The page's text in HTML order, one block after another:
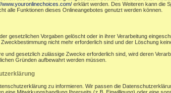
www.youronlinechoices.com/ erklärt werden. Des Weiteren kann die
alle Funktionen dieses Onlineangebotes genutzt werden können.
gesetzlichen Vorgaben gelöscht oder in ihrer Verarbeitung
nicht mehr erforderlich sind und der Löschung
und gesetzlich zulässige Zwecke erforderlich sind, wird deren
Gründen aufbewahrt werden müssen.
zu informieren. Wir passen die